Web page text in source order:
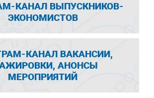
КАНАЛ ВЫПУСКНИКОВ-
ЭКОНОМИСТОВ
КАНАЛ ВАКАНСИИ,
АНОНСЫ
МЕРОПРИЯТИЙ